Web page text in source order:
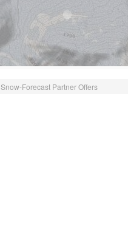
Snow-Forecast Partner Offers